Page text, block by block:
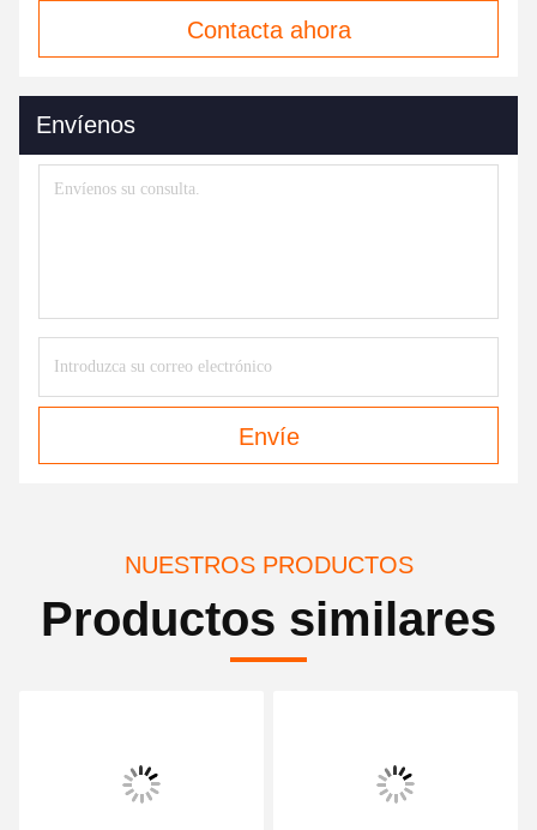
Contacta ahora
Envíenos
Envíe
NUESTROS PRODUCTOS
Productos similares